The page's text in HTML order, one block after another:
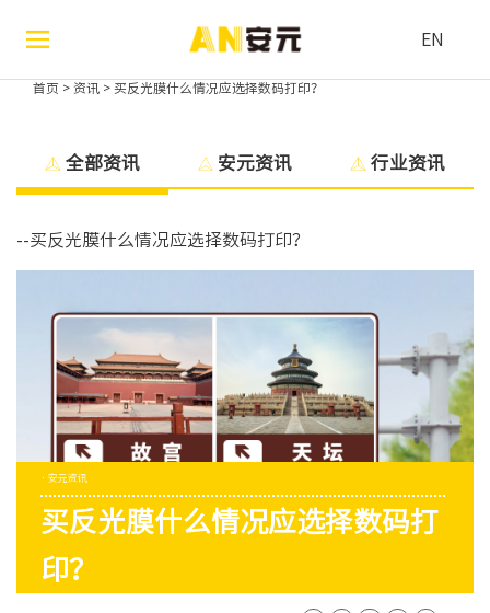
EN
首页 > 资讯 > 买反光膜什么情况应选择数码打印？
全部资讯 安元资讯 行业资讯
--买反光膜什么情况应选择数码打印？
· 安元资讯
买反光膜什么情况应选择数码打
印？